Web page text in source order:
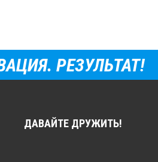
РЕЗУЛЬТАТ!
ДАВАЙТЕ ДРУЖИТЬ!